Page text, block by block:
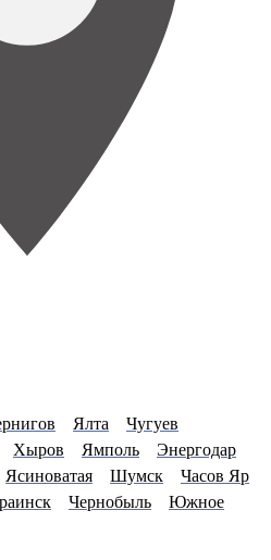
Ялта
Чугуев
Хыров Ямполь
Энергодар
Ясиноватая Шумск
Часов Яр
Чернобыль Южное